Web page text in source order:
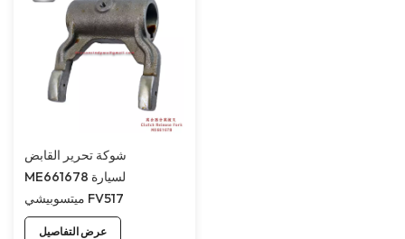
شوكة تحرير القابض
ME661678 لسيارة
ميتسوبيشي FV517
عرض التفاصيل